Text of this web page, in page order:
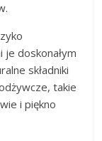
je doskonałym
składniki
takie
i piękno